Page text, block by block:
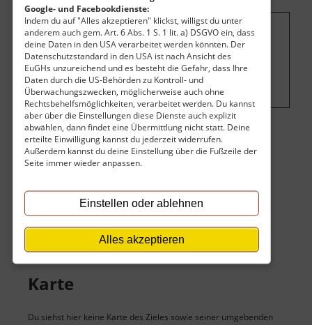
Google- und Facebookdienste:
Indem du auf "Alles akzeptieren" klickst, willigst du unter
anderem auch gem. Art. 6 Abs. 1 S. 1 lit. a) DSGVO ein, dass
deine Daten in den USA verarbeitet werden könnten. Der
Datenschutzstandard in den USA ist nach Ansicht des
EuGHs unzureichend und es besteht die Gefahr, dass Ihre
Daten durch die US-Behörden zu Kontroll- und
Überwachungszwecken, möglicherweise auch ohne
Rechtsbehelfsmöglichkeiten, verarbeitet werden. Du kannst
aber über die Einstellungen diese Dienste auch explizit
abwählen, dann findet eine Übermittlung nicht statt. Deine
erteilte Einwilligung kannst du jederzeit widerrufen.
Außerdem kannst du deine Einstellung über die Fußzeile der
Seite immer wieder anpassen.
Einstellen oder ablehnen
Alles akzeptieren
Um dieses Projekt zu finanzieren, wird
hier Werbung eingeblendet.Cookie-
Einstellungen ändern
Eintritt
Der Eintritt ist kostenlos.
Öffnungszeiten
Keine
Karte
Du siehst hier keine Karte des Zieles sowie seiner umgebenden